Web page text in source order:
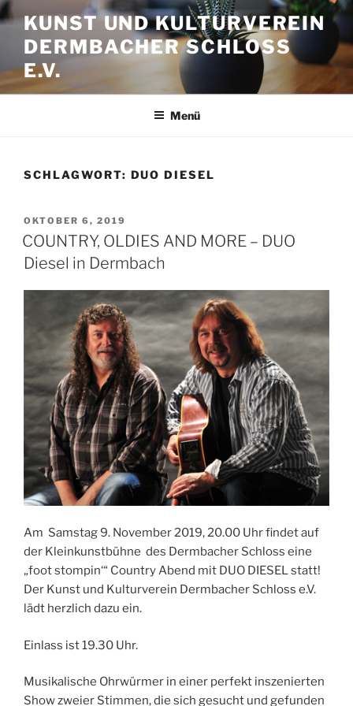
Zum
Inhalt
springen
KUNST UND KULTURVEREIN
DERMBACHER SCHLOSS
E.V.
Menü
SCHLAGWORT: DUO DIESEL
VERÖFFENTLICHT
AM
OKTOBER 6, 2019
COUNTRY, OLDIES AND MORE – DUO
Diesel in Dermbach
Am Samstag 9. November 2019, 20.00 Uhr findet auf
der Kleinkunstbühne des Dermbacher Schloss eine
„foot stompin‘“ Country Abend mit DUO DIESEL statt!
Der Kunst und Kulturverein Dermbacher Schloss e.V.
lädt herzlich dazu ein.
Einlass ist 19.30 Uhr.
Musikalische Ohrwürmer in einer perfekt inszenierten
Show zweier Stimmen, die sich gesucht und gefunden